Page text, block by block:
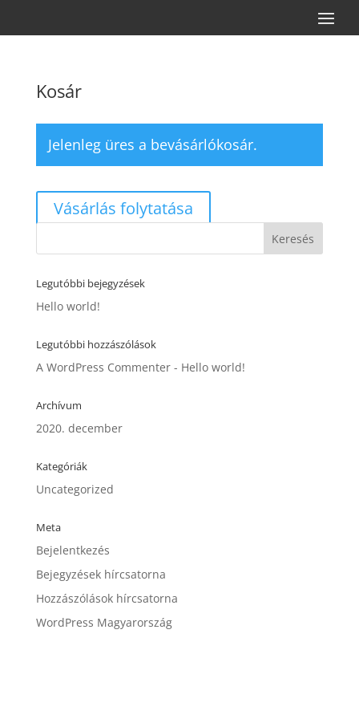
Kosár
Jelenleg üres a bevásárlókosár.
Vásárlás folytatása
Legutóbbi bejegyzések
Hello world!
Legutóbbi hozzászólások
A WordPress Commenter- Hello world!
Archívum
2020. december
Kategóriák
Uncategorized
Meta
Bejelentkezés
Bejegyzések hírcsatorna
Hozzászólások hírcsatorna
WordPress Magyarország